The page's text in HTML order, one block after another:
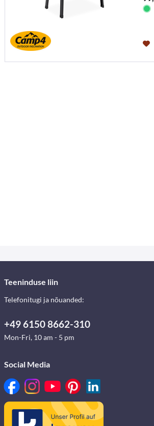
Teeninduse liin
Telefonitugi ja nõuanded:
+49 6150 8662-310
Mon-Fri, 10 am - 5 pm
Social Media